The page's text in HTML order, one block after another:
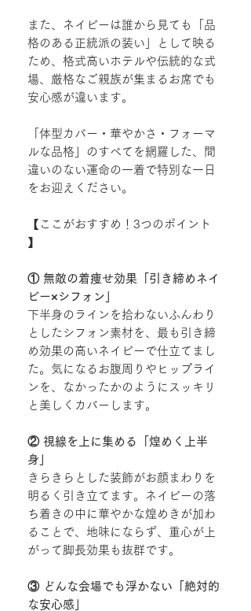
また、ネイビーは誰から見ても「品
格のある正統派の装い」として映る
ため、格式高いホテルや伝統的な式
場、厳格なご親族が集まるお席でも
安心感が違います。
「体型カバー・華やかさ・フォーマ
ルな品格」のすべてを網羅した、間
違いのない運命の一着で特別な一日
をお迎えください。
【ここがおすすめ！3つのポイント
】
① 無敵の着痩せ効果「引き締めネイ
ビー×シフォン」
下半身のラインを拾わないふんわり
としたシフォン素材を、最も引き締
め効果の高いネイビーで仕立てまし
た。気になるお腹周りやヒップライ
ンを、なかったかのようにスッキリ
と美しくカバーします。
② 視線を上に集める「煌めく上半
身」
きらきらとした装飾がお顔まわりを
明るく引き立てます。ネイビーの落
ち着きの中に華やかな煌めきが加わ
ることで、地味にならず、重心が上
がって脚長効果も抜群です。
③ どんな会場でも浮かない「絶対的
な安心感」